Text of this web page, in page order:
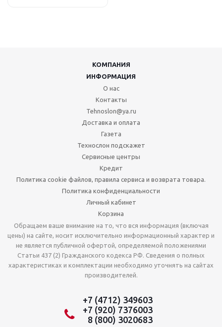
КОМПАНИЯ
ИНФОРМАЦИЯ
О нас
Контакты
Tehnoslon@ya.ru
Доставка и оплата
Газета
Технослон подскажет
Сервисные центры
Кредит
Политика cookie файлов, правила сервиса и возврата товара.
Политика конфиденциальности
Личный кабинет
Корзина
Обращаем ваше внимание на то, что вся информация (включая
цены) на сайте, носит исключительно информационный характер и
не является публичной офертой, определяемой положениями
Статьи 437 (2) Гражданского кодекса РФ. Сведения о полных
характеристиках и комплектации необходимо уточнять на сайтах
производителей.
+7 (4712) 349603
+7 (920) 7376003
8 (800) 3020683